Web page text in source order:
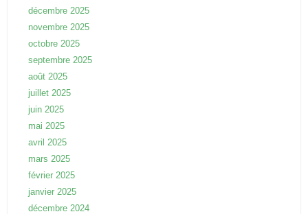
décembre 2025
novembre 2025
octobre 2025
septembre 2025
août 2025
juillet 2025
juin 2025
mai 2025
avril 2025
mars 2025
février 2025
janvier 2025
décembre 2024